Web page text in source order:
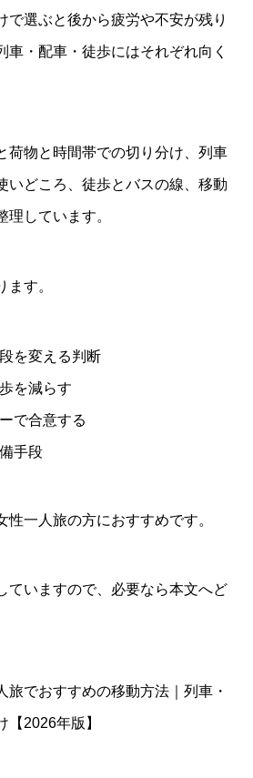
で選ぶと後から疲労や不安が残り
車・配車・徒歩にはそれぞれ向く
荷物と時間帯での切り分け、列車
いどころ、徒歩とバスの線、移動
理しています。
す。
を変える判断
を減らす
で合意する
手段
性一人旅の方におすすめです。
ていますので、必要なら本文へど
でおすすめの移動方法｜列車・
【2026年版】